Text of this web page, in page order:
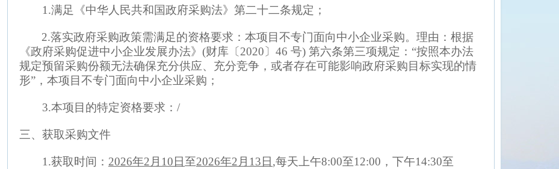
1.满足《中华人民共和国政府采购法》第二十二条规定；
2.落实政府采购政策需满足的资格要求： 本项目不专门面向中小企业采购。理由：根据
《政府采购促进中小企业发展办法》 (财库〔2020〕46 号) 第六条第三项规定：“按照本办法
规定预留采购份额无法确保充分供应、充分竞争，或者存在可能影响政府采购目标实现的情
形”，本项目不专门面向中小企业采购；
3.本项目的特定资格要求：/
三、获取采购文件
1.获取时间： 2026年2 月 10 日 至2026年2 月 13 日 ,每天上午8:00至12:00，下午14:30至